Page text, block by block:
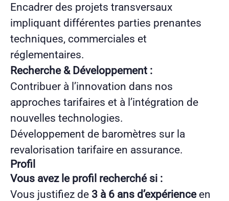
Encadrer des projets transversaux
impliquant différentes parties prenantes
techniques, commerciales et
réglementaires.
Recherche & Développement :
Contribuer à l’innovation dans nos
approches tarifaires et à l’intégration de
nouvelles technologies.
Développement de baromètres sur la
revalorisation tarifaire en assurance.
Profil
Vous avez le profil recherché si :
Vous justifiez de 3 à 6 ans d’expérienceen